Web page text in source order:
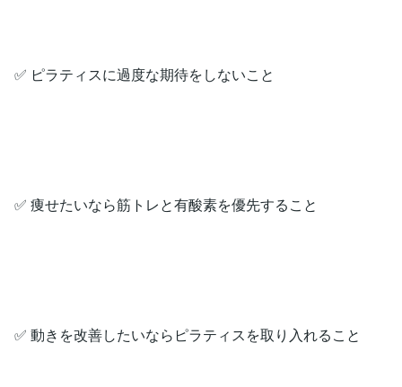
✅ ピラティスに過度な期待をしないこと
✅ 痩せたいなら筋トレと有酸素を優先すること
✅ 動きを改善したいならピラティスを取り入れること